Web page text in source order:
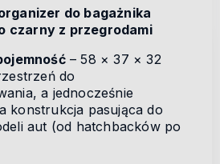
do bagażnika
czarny z przegrodami
– 58 × 37 × 32
do
a jednocześnie
konstrukcja pasująca do
aut (od hatchbacków po